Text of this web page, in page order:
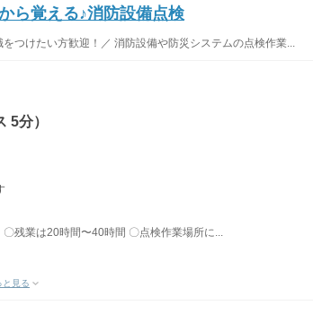
ら覚える♪消防設備点検
つけたい方歓迎！／ 消防設備や防災システムの点検作業...
5分）
残業は20時間〜40時間 〇点検作業場所に...
と見る